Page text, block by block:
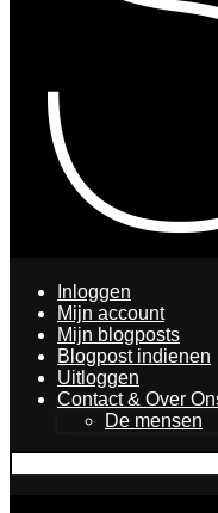
Inloggen
Mijn account
Mijn blogposts
Blogpost indienen
Uitloggen
Contact & Over
De mensen